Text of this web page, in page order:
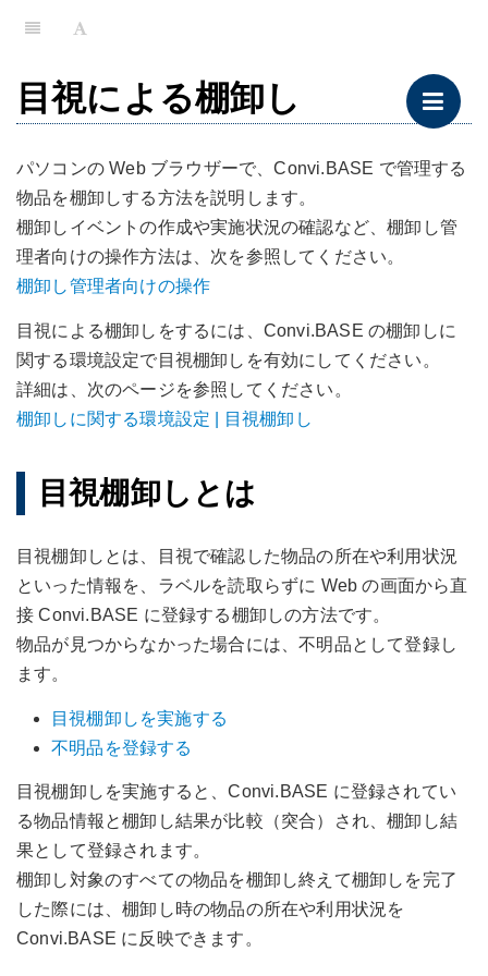
目視による棚卸し
パソコンの Web ブラウザーで、Convi.BASE で管理する
物品を棚卸しする方法を説明します。
棚卸しイベントの作成や実施状況の確認など、棚卸し管
理者向けの操作方法は、次を参照してください。
棚卸し管理者向けの操作
目視による棚卸しをするには、Convi.BASE の棚卸しに
関する環境設定で目視棚卸しを有効にしてください。
詳細は、次のページを参照してください。
棚卸しに関する環境設定 | 目視棚卸し
目視棚卸しとは
目視棚卸しとは、目視で確認した物品の所在や利用状況
といった情報を、ラベルを読取らずに Web の画面から直
接 Convi.BASE に登録する棚卸しの方法です。
物品が見つからなかった場合には、不明品として登録し
ます。
目視棚卸しを実施する
不明品を登録する
目視棚卸しを実施すると、Convi.BASE に登録されてい
る物品情報と棚卸し結果が比較（突合）され、棚卸し結
果として登録されます。
棚卸し対象のすべての物品を棚卸し終えて棚卸しを完了
した際には、棚卸し時の物品の所在や利用状況を
Convi.BASE に反映できます。